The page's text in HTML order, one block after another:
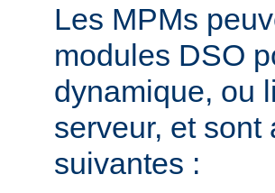
Les MPMs
modules DSO
dynamique, ou
serveur, et
suivantes :